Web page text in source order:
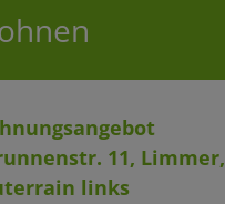
11, Limmer,
links